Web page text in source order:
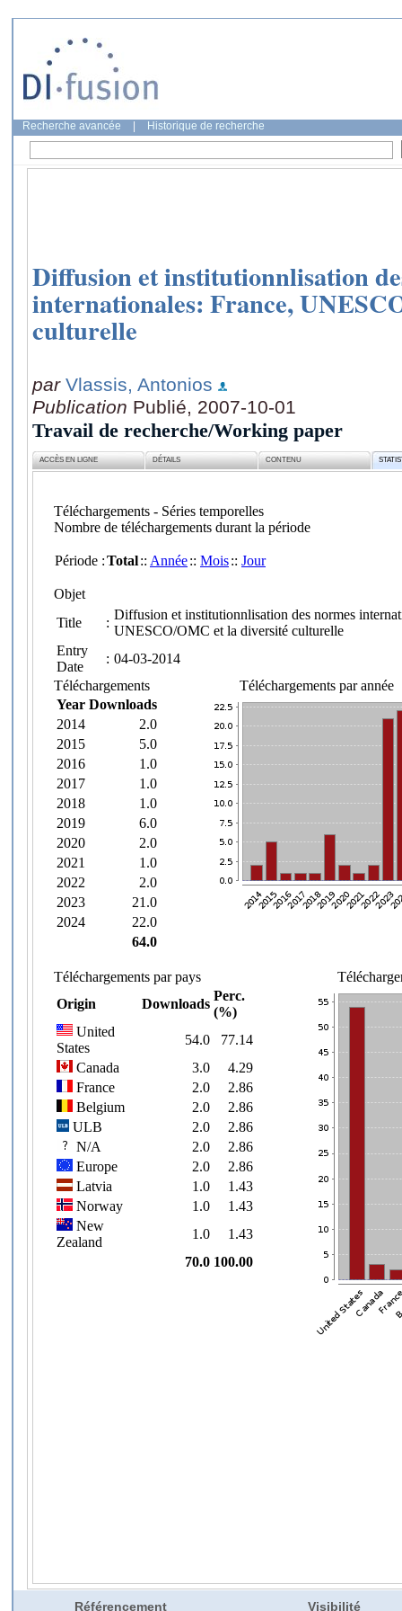
Recherche avancée Historique de recherche
Diffusion et institutionnlisation
internationales: France,
culturelle
par Vlassis, Antonios
Publication Publié, 2007-10-01
Travail de recherche/Working paper
ACCÈS EN LIGNE DÉTAILS CONTENU
Référencement Visibilité